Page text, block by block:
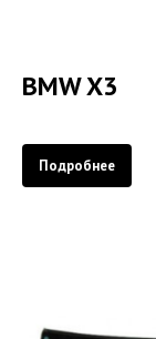
BMW X3
Подробнее